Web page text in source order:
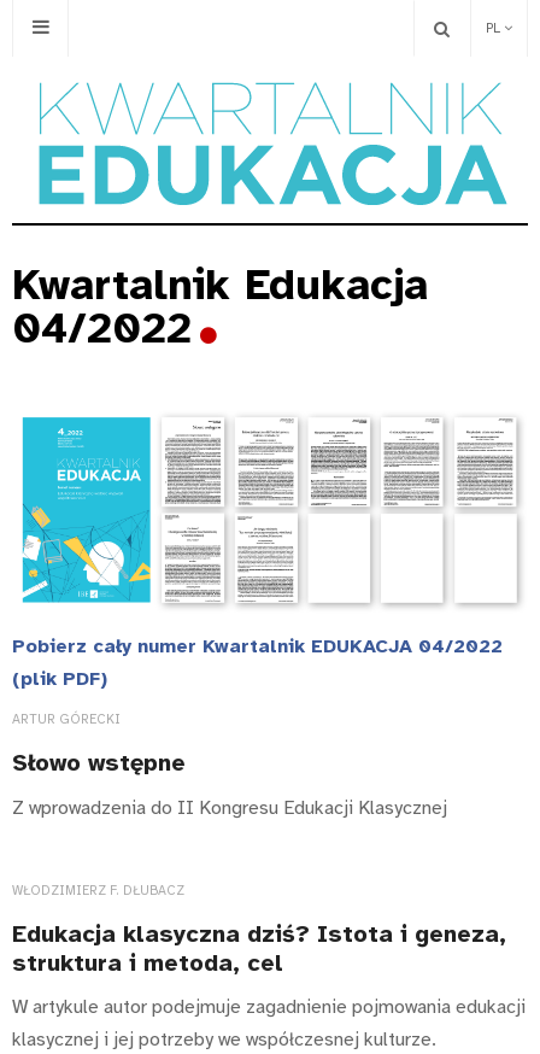
PL
Kwartalnik Edukacja
04/2022
Pobierz cały numer Kwartalnik EDUKACJA 04/2022
(plik PDF)
ARTUR GÓRECKI
Słowo wstępne
Z wprowadzenia do II Kongresu Edukacji Klasycznej
WŁODZIMIERZ F. DŁUBACZ
Edukacja klasyczna dziś? Istota i geneza,
struktura i metoda, cel
W artykule autor podejmuje zagadnienie pojmowania edukacji
klasycznej i jej potrzeby we współczesnej kulturze.